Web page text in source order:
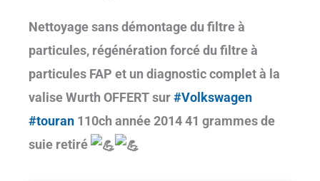
Nettoyage sans démontage du filtre à
particules, régénération forcé du filtre à
particules FAP et un diagnostic complet à la
valise Wurth OFFERT sur#Volkswagen
#touran 110ch année 2014 41 grammes de
suie retiré